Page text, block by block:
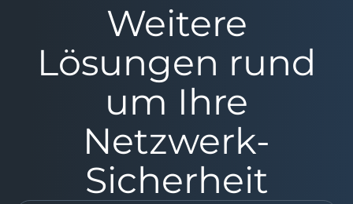
Weitere
Lösungen rund
um Ihre
Netzwerk-
Sicherheit